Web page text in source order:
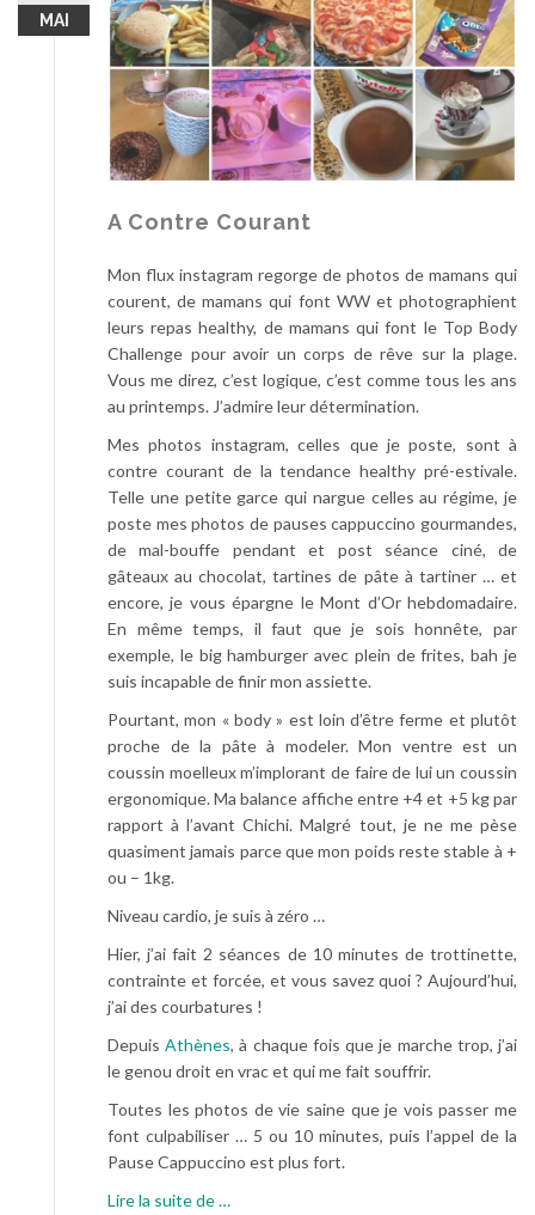
MAI
A Contre Courant
Mon flux instagram regorge de photos de mamans qui
courent, de mamans qui font WW et photographient
leurs repas healthy, de mamans qui font le Top Body
Challenge pour avoir un corps de rêve sur la plage.
Vous me direz, c’est logique, c’est comme tous les ans
au printemps. J’admire leur détermination.
Mes photos instagram, celles que je poste, sont à
contre courant de la tendance healthy pré-estivale.
Telle une petite garce qui nargue celles au régime, je
poste mes photos de pauses cappuccino gourmandes,
de mal-bouffe pendant et post séance ciné, de
gâteaux au chocolat, tartines de pâte à tartiner … et
encore, je vous épargne le Mont d’Or hebdomadaire.
En même temps, il faut que je sois honnête, par
exemple, le big hamburger avec plein de frites, bah je
suis incapable de finir mon assiette.
Pourtant, mon « body » est loin d’être ferme et plutôt
proche de la pâte à modeler. Mon ventre est un
coussin moelleux m’implorant de faire de lui un coussin
ergonomique. Ma balance affiche entre +4 et +5 kg par
rapport à l’avant Chichi. Malgré tout, je ne me pèse
quasiment jamais parce que mon poids reste stable à +
ou – 1kg.
Niveau cardio, je suis à zéro …
Hier, j’ai fait 2 séances de 10 minutes de trottinette,
contrainte et forcée, et vous savez quoi ? Aujourd’hui,
j’ai des courbatures !
DepuisAthènes, à chaque fois que je marche trop, j’ai
le genou droit en vrac et qui me fait souffrir.
Toutes les photos de vie saine que je vois passer me
font culpabiliser … 5 ou 10 minutes, puis l’appel de la
Pause Cappuccino est plus fort.
Lire la suite de…